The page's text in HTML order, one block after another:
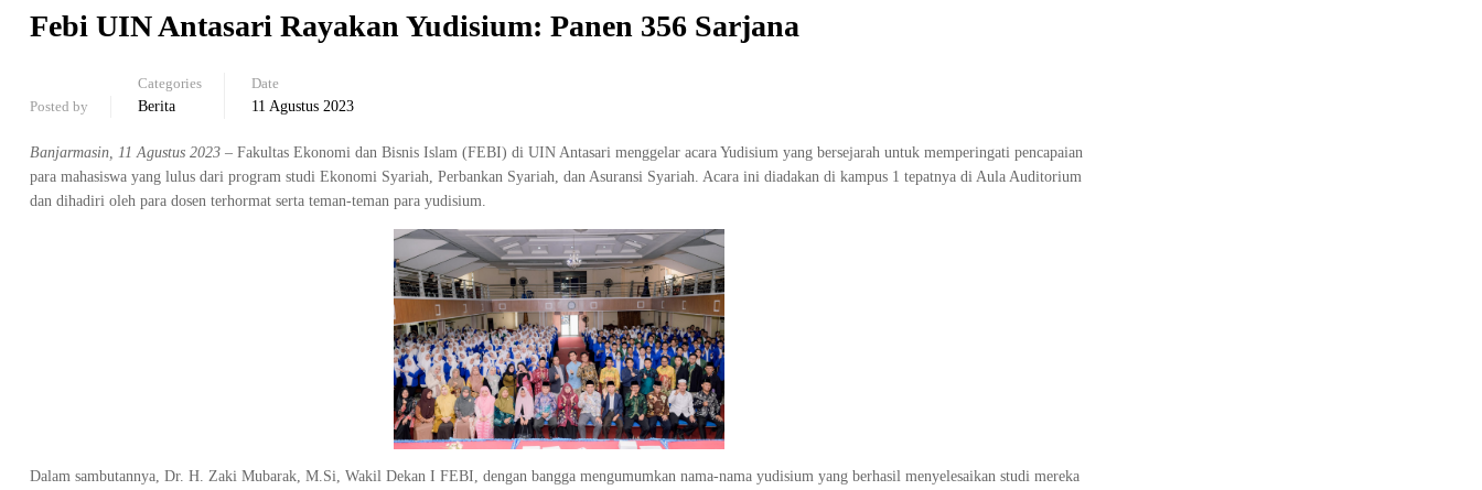
Febi UIN Antasari Rayakan Yudisium: Panen 356 Sarjana
Posted by
Categories
Berita
Date
11 Agustus 2023
Banjarmasin, 11 Agustus 2023 – Fakultas Ekonomi dan Bisnis Islam (FEBI) di UIN Antasari menggelar acara Yudisium yang bersejarah untuk memperingati pencapaian
para mahasiswa yang lulus dari program studi Ekonomi Syariah, Perbankan Syariah, dan Asuransi Syariah. Acara ini diadakan di kampus 1 tepatnya di Aula Auditorium
dan dihadiri oleh para dosen terhormat serta teman-teman para yudisium.
Dalam sambutannya, Dr. H. Zaki Mubarak, M.Si, Wakil Dekan I FEBI, dengan bangga mengumumkan nama-nama yudisium yang berhasil menyelesaikan studi mereka